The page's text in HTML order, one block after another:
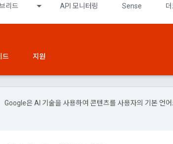
리드 API 모니터링 Sense 더
드 지원
Google은 AI 기술을 사용하여 콘텐츠를 사용자의 기본 언